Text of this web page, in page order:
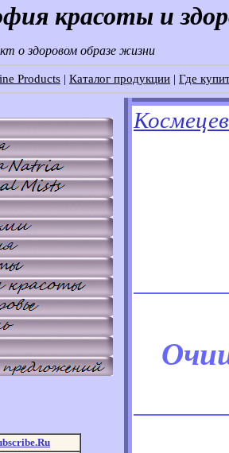
красоты и
о здоровом образе жизни
Products | Каталог продукции | Где